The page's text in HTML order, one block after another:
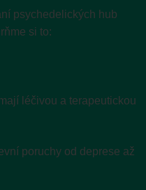
psychedelických hub
si to:
léčivou a terapeutickou
poruchy od deprese až